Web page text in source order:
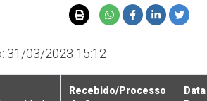
31/03/2023 15:12
Recebido/Processo